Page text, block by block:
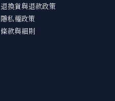
退換貨與退款政策
隱私權政策
條款與細則